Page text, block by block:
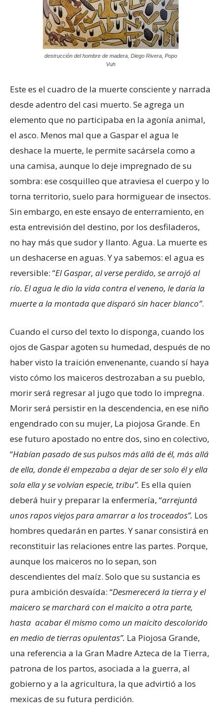
destrucción del hombre de madera, Diego Rivera, Popo
Vuh
Este es el cuadro de la muerte consciente y narrada
desde adentro del casi muerto. Se agrega un
elemento que no participaba en la agonía animal,
el asco. Menos mal que a Gaspar el agua le
deshace la muerte, le permite sacársela como a
una camisa, aunque lo deje impregnado de su
sombra: ese cosquilleo que atraviesa el cuerpo y lo
torna territorio, suelo para hormiguear de insectos.
Sin embargo, en este ensayo de enterramiento, en
esta entrevisión del destino, por los desfiladeros,
no hay más que sudor y llanto. Agua. La muerte es
un deshacerse en aguas. Y ya sabemos: el agua es
reversible: “El Gaspar, al verse perdido, se arrojó al
río. El agua le dio la vida contra el veneno, le daría la
muerte a la montada que disparó sin hacer blanco”.
Cuando el curso del texto lo disponga, cuando los
ojos de Gaspar agoten su humedad, después de no
haber visto la traición envenenante, cuando sí haya
visto cómo los maiceros destrozaban a su pueblo,
morir será regresar al jugo que todo lo impregna.
Morir será persistir en la descendencia, en ese niño
engendrado con su mujer, La piojosa Grande. En
ese futuro apostado no entre dos, sino en colectivo,
“Habían pasado de sus pulsos más allá de él, más allá
de ella, donde él empezaba a dejar de ser solo él y ella
sola ella y se volvían especie, tribu”. Es ella quien
deberá huir y preparar la enfermería, “arrejuntá
unos rapos viejos para amarrar a los troceados”. Los
hombres quedarán en partes. Y sanar consistirá en
reconstituir las relaciones entre las partes. Porque,
aunque los maiceros no lo sepan, son
descendientes del maíz. Solo que su sustancia es
pura ambición desvaída: “Desmerecerá la tierra y el
maicero se marchará con el maicito a otra parte,
hasta acabar él mismo como un maicito descolorido
en medio de tierras opulentas”. La Piojosa Grande,
una referencia a la Gran Madre Azteca de la Tierra,
patrona de los partos, asociada a la guerra, al
gobierno y a la agricultura, la que advirtió a los
mexicas de su futura perdición.